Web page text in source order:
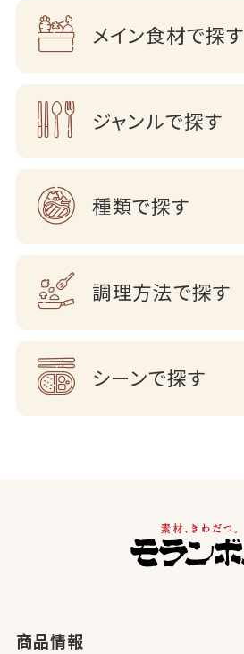
メイン食材で探す
ジャンルで探す
種類で探す
調理方法で探す
シーンで探す
商品情報